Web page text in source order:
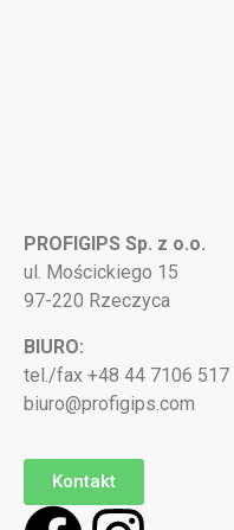
PROFIGIPS Sp. z o.o.
ul. Mościckiego 15
97-220 Rzeczyca
BIURO:
tel./fax +48 44 7106 517
biuro@profigips.com
Kontakt